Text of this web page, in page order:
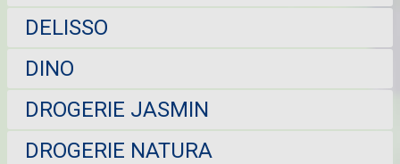
DELISSO
DINO
DROGERIE JASMIN
DROGERIE NATURA